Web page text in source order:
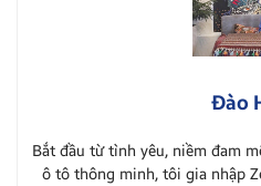
Đào
Bắt đầu từ tình yêu, niềm đam
ô tô thông minh, tôi gia nhập